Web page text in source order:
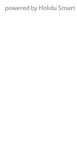
powered by Holidu